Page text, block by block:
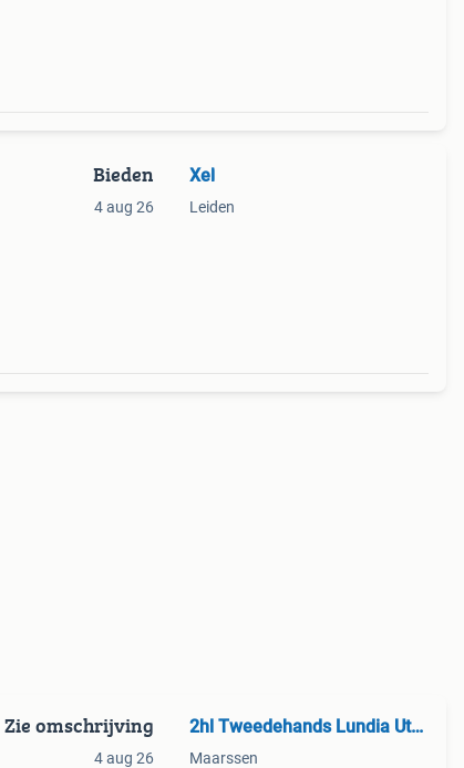
Bieden
4 aug 26
Xel
Leiden
Zie omschrijving
4 aug 26
2hl Tweedehands Lundia Utrecht
Maarssen